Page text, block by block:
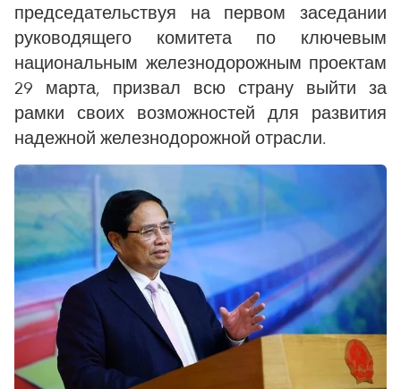
председательствуя на первом заседании
руководящего комитета по ключевым
национальным железнодорожным проектам
29 марта, призвал всю страну выйти за
рамки своих возможностей для развития
надежной железнодорожной отрасли.